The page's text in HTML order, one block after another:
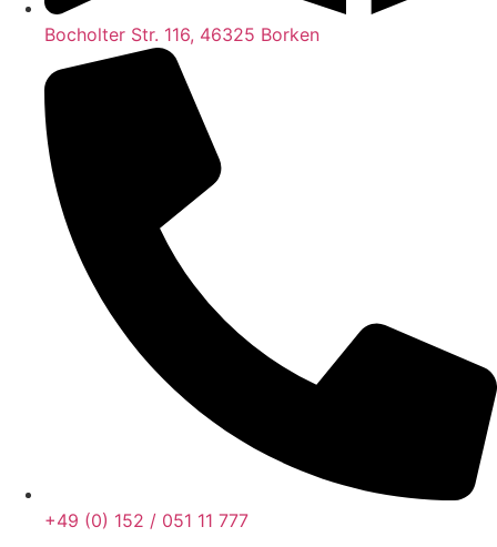
Bocholter Str. 116, 46325 Borken
+49 (0) 152 / 051 11 777